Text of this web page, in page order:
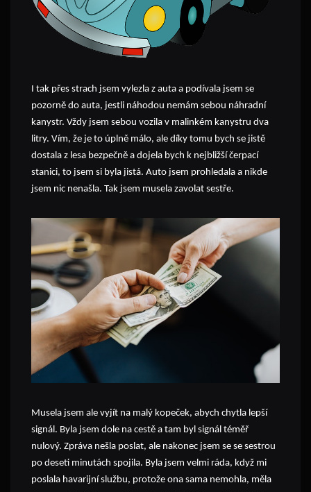
I tak přes strach jsem vylezla z auta a podívala jsem se
pozorně do auta, jestli náhodou nemám sebou náhradní
kanystr. Vždy jsem sebou vozila v malinkém kanystru dva
litry. Vím, že je to úplně málo, ale díky tomu bych se jistě
dostala z lesa bezpečně a dojela bych k nejbližší čerpací
stanici, to jsem si byla jistá. Auto jsem prohledala a nikde
jsem nic nenašla. Tak jsem musela zavolat sestře.
Musela jsem ale vyjít na malý kopeček, abych chytla lepší
signál. Byla jsem dole na cestě a tam byl signál téměř
nulový. Zpráva nešla poslat, ale nakonec jsem se se sestrou
po deseti minutách spojila. Byla jsem velmi ráda, když mi
poslala havarijní službu, protože ona sama nemohla, měla